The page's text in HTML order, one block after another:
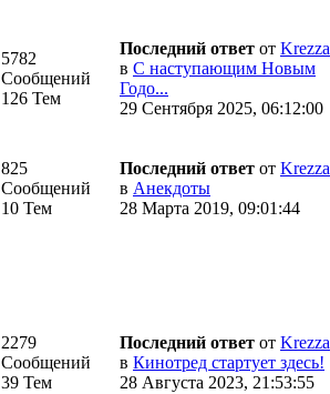
5782
Сообщений
126 Тем
Последний ответ от Krezza
в С наступающим Новым
Годо...
29 Сентября 2025, 06:12:00
825
Сообщений
10 Тем
Последний ответ от Krezza
в Анекдоты
28 Марта 2019, 09:01:44
2279
Сообщений
39 Тем
Последний ответ от Krezza
в Кинотред стартует здесь!
28 Августа 2023, 21:53:55